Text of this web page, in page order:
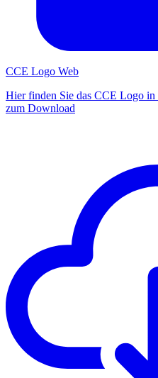
CCE Logo Web
Hier finden Sie das CCE Logo
zum Download